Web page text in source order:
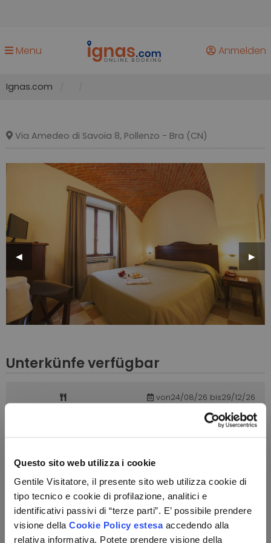
Questo sito web utilizza i cookie
Gentile Visitatore, il presente sito web utilizza cookie di
tipo tecnico e cookie di profilazione, analitici e
identificativi passivi di “terze parti”. E’ possibile prendere
visione della Cookie Policy estesaaccedendo alla
relativa informativa. Potete prendere visione della
Menu Anmelden
Ignas.com
Via Amedeo di Savoia 8, Pollenzo - Bra (CN)
Previous
Slide
◀︎ Next
Slide
▶︎
Unterkünfe verfügbar
von24/08/26 bis29/12/26
Scegli
von 119 € Scegli